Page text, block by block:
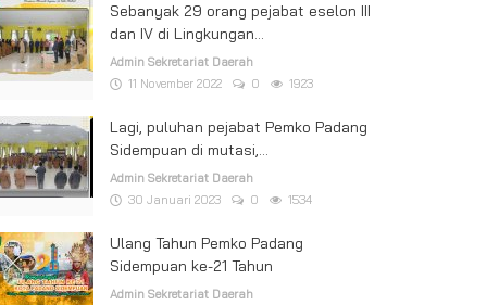
Sebanyak 29 orang pejabat eselon III
dan IV di Lingkungan...
Admin Sekretariat Daerah
11 November 2022
0 1923
Lagi, puluhan pejabat Pemko Padang
Sidempuan di mutasi,...
Admin Sekretariat Daerah
30 Januari 2023
0 1534
Ulang Tahun Pemko Padang
Sidempuan ke-21 Tahun
Admin Sekretariat Daerah